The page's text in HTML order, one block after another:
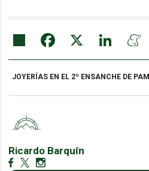
Share Facebook LinkedIn
JOYERÍAS EN EL 2º ENSANCHE DE
Ricardo Barquín